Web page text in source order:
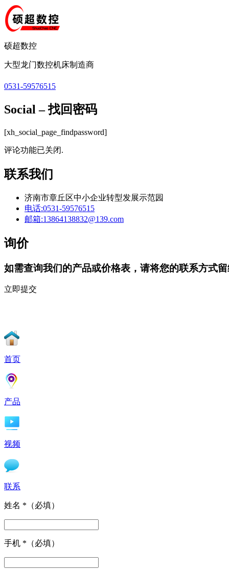
硕超数控
大型龙门数控机床制造商
0531-59576515
Social – 找回密码
[xh_social_page_findpassword]
评论功能已关闭.
联系我们
济南市章丘区中小企业转型发展示范园
电话:0531-59576515
邮箱:13864138832@139.com
询价
如需查询我们的产品或价格表，请将您的联系方式
立即提交
首页
产品
视频
联系
姓名 * （必填）
手机 * （必填）